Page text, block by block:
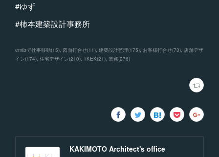
#ゆず
#柿本建築設計事務所
emtbで仕事移動(15) 図面打合せ(11) 建築設計監理(175) お客様打合せ(73) 店舗デザ
イン(174) 住宅デザイン(210) TKEK(21) 業務(276)
KAKIMOTO Architect's office